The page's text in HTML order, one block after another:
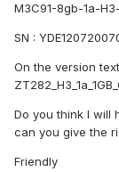
M3C91-8gb-1a-
SN :
On the version
Do you think I will
can you give the
Friendly